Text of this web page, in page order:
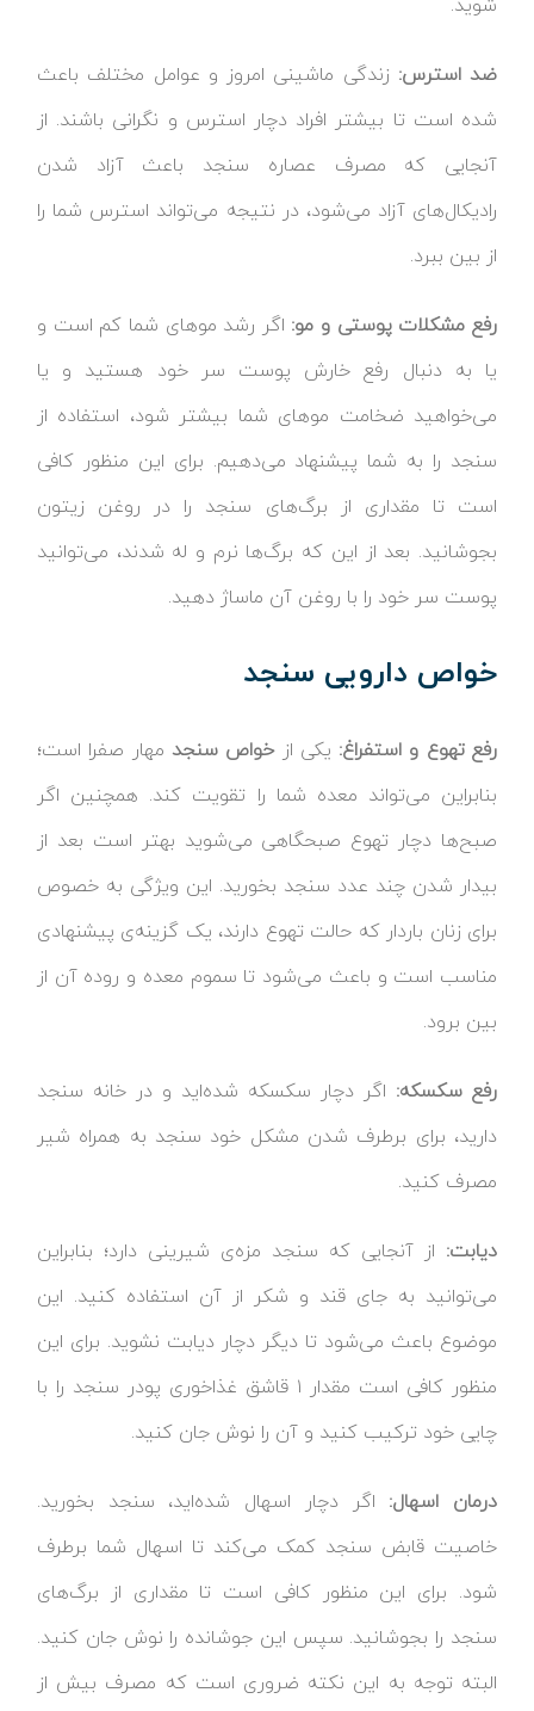
شوید.
ضد استرس: زندگی ماشینی امروز و عوامل مختلف باعث
شده است تا بیشتر افراد دچار استرس و نگرانی باشند. از
آنجایی که مصرف عصاره سنجد باعث آزاد شدن
رادیکال‌های آزاد می‌شود، در نتیجه می‌تواند استرس شما را
از بین ببرد.
رفع مشکلات پوستی و مو: اگر رشد موهای شما کم است و
یا به دنبال رفع خارش پوست سر خود هستید و یا
می‌خواهید ضخامت موهای شما بیشتر شود، استفاده از
سنجد را به شما پیشنهاد می‌دهیم. برای این منظور کافی
است تا مقداری از برگ‌های سنجد را در روغن زیتون
بجوشانید. بعد از این که برگ‌ها نرم و له شدند، می‌توانید
پوست سر خود را با روغن آن ماساژ دهید.
خواص دارویی سنجد
رفع تهوع و استفراغ: یکی ازخواص سنجد مهار صفرا است؛
بنابراین می‌تواند معده شما را تقویت کند. همچنین اگر
صبح‌ها دچار تهوع صبحگاهی می‌شوید بهتر است بعد از
بیدار شدن چند عدد سنجد بخورید. این ویژگی به خصوص
برای زنان باردار که حالت تهوع دارند، یک گزینه‌ی پیشنهادی
مناسب است و باعث می‌شود تا سموم معده و روده آن از
بین برود.
رفع سکسکه: اگر دچار سکسکه شده‌اید و در خانه سنجد
دارید، برای برطرف شدن مشکل خود سنجد به همراه شیر
مصرف کنید.
دیابت: از آنجایی که سنجد مزه‌‌ی شیرینی دارد؛ بنابراین
می‌توانید به جای قند و شکر از آن استفاده کنید. این
موضوع باعث می‌شود تا دیگر دچار دیابت نشوید. برای این
منظور کافی است مقدار ۱ قاشق غذاخوری پودر سنجد را با
چایی خود ترکیب کنید و آن را نوش جان کنید.
درمان اسهال: اگر دچار اسهال شده‌اید، سنجد بخورید.
خاصیت قابض سنجد کمک می‌کند تا اسهال شما برطرف
شود. برای این منظور کافی است تا مقداری از برگ‌های
سنجد را بجوشانید. سپس این جوشانده را نوش جان کنید.
البته توجه به این نکته ضروری است که مصرف بیش از